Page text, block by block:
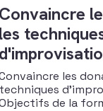
Convaincre
les
les
techniques
de la